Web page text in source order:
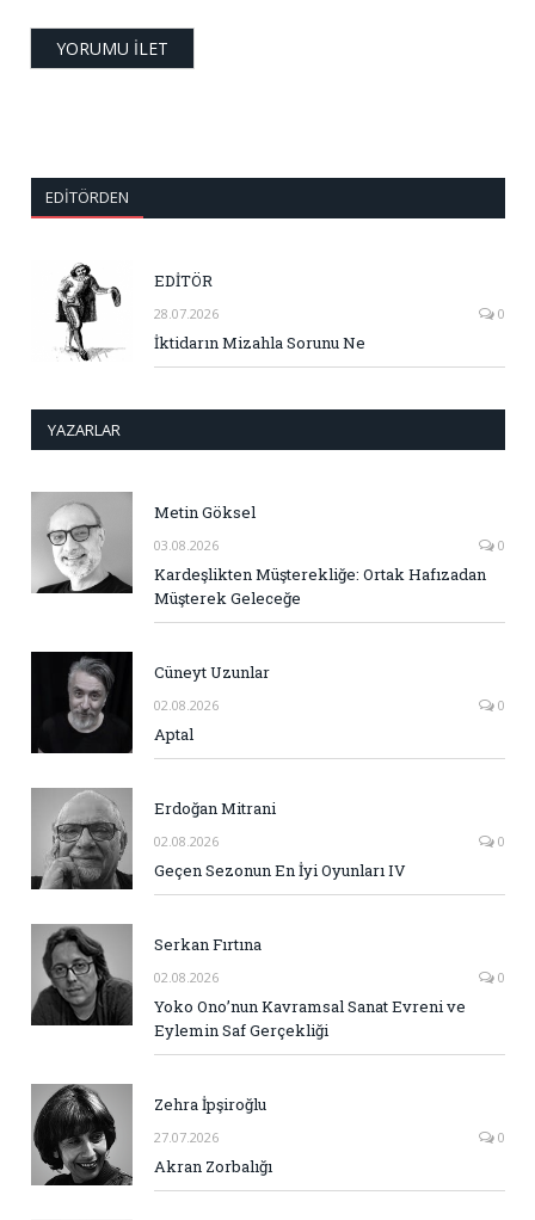
EDITÖRDEN
EDİTÖR
28.07.2026 0
İktidarın Mizahla Sorunu Ne
YAZARLAR
Metin Göksel
03.08.2026 0
Kardeşlikten Müşterekliğe: Ortak Hafızadan
Müşterek Geleceğe
Cüneyt Uzunlar
02.08.2026 0
Aptal
Erdoğan Mitrani
02.08.2026 0
Geçen Sezonun En İyi Oyunları IV
Serkan Fırtına
02.08.2026 0
Yoko Ono’nun Kavramsal Sanat Evreni ve
Eylemin Saf Gerçekliği
Zehra İpşiroğlu
27.07.2026 0
Akran Zorbalığı